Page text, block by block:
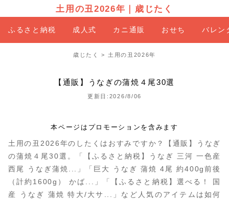
土用の丑2026年 歳じたく
ふるさと納税 成人式 カニ通販 おせち バレン
歳じたく > 土用の丑2026年
【通販】うなぎの蒲焼４尾30選
更新日:2026/8/06
本ページはプロモーションを含みます
土用の丑2026年のしたくはおすみですか？【通販】うなぎ
の蒲焼４尾30選。「【ふるさと納税】うなぎ 三河 一色産
西尾 うなぎ蒲焼...」「巨大 うなぎ 蒲焼 4尾 約400g前後
（計約1600g） かば...」「【ふるさと納税】選べる！ 国
産 うなぎ 蒲焼 特大/大サ...」など人気のアイテムは如何